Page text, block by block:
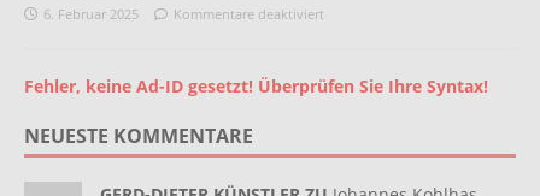
6. Februar 2025 Kommentare deaktiviert
Fehler, keine Ad-ID gesetzt! Überprüfen Sie Ihre Syntax!
NEUESTE KOMMENTARE